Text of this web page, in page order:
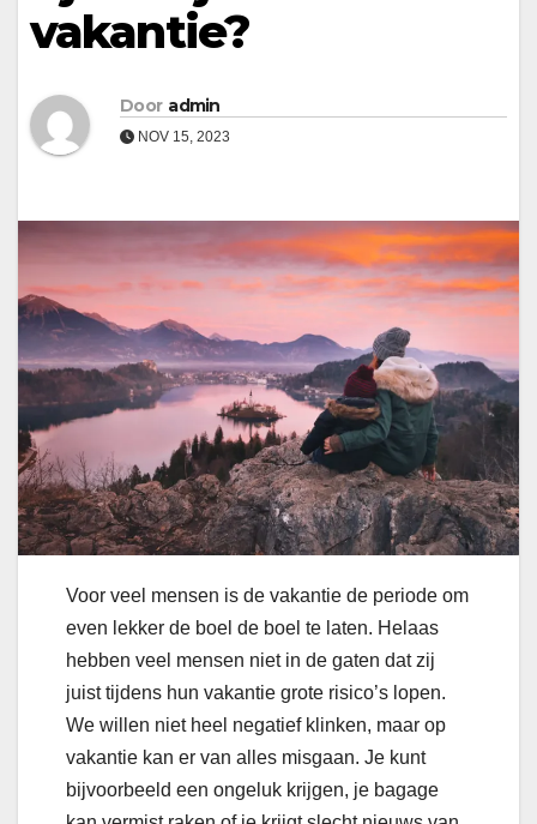
vakantie?
Door admin
NOV 15, 2023
Voor veel mensen is de vakantie de periode om
even lekker de boel de boel te laten. Helaas
hebben veel mensen niet in de gaten dat zij
juist tijdens hun vakantie grote risico’s lopen.
We willen niet heel negatief klinken, maar op
vakantie kan er van alles misgaan. Je kunt
bijvoorbeeld een ongeluk krijgen, je bagage